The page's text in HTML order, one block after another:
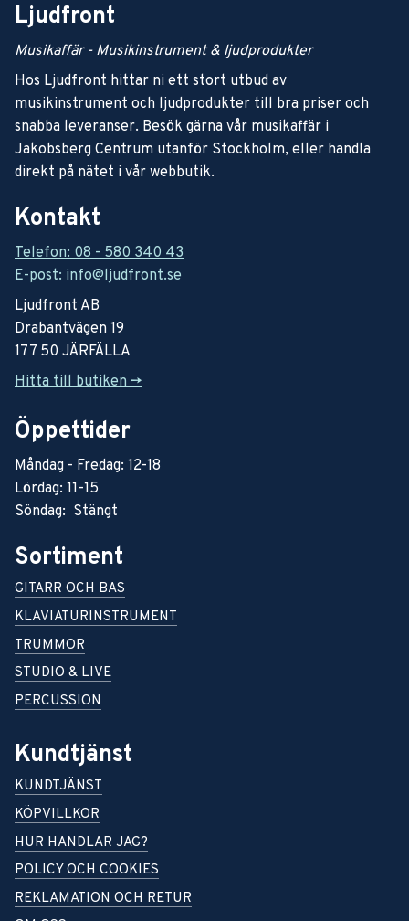
Ljudfront
Musikaffär - Musikinstrument & ljudprodukter
Hos Ljudfront hittar ni ett stort utbud av
musikinstrument och ljudprodukter till bra priser och
snabba leveranser. Besök gärna vår musikaffär i
Jakobsberg Centrum utanför Stockholm, eller handla
direkt på nätet i vår webbutik.
Kontakt
Telefon: 08 - 580 340 43
E-post: info@ljudfront.se
Ljudfront AB
Drabantvägen 19
177 50 JÄRFÄLLA
Hitta till butiken ->
Öppettider
Måndag - Fredag: 12-18
Lördag: 11-15
Söndag: Stängt
Sortiment
GITARR OCH BAS
KLAVIATURINSTRUMENT
TRUMMOR
STUDIO & LIVE
PERCUSSION
Kundtjänst
KUNDTJÄNST
KÖPVILLKOR
HUR HANDLAR JAG?
POLICY OCH COOKIES
REKLAMATION OCH RETUR